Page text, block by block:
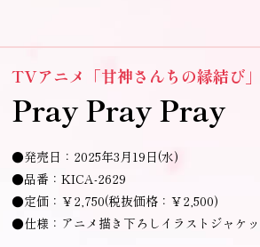
TVアニメ「甘神さんちの縁結び」
Pray Pray Pray
●発売日：2025年3月19日(水)
●品番：KICA-2629
●定価：￥2,750(税抜価格：￥2,500)
●仕様：アニメ描き下ろしイラストジャケ